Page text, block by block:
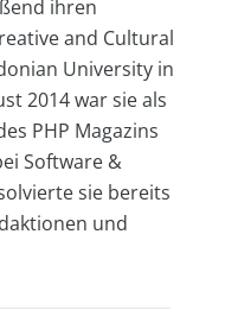
ihren
and Cultural
University in
2014 war sie als
PHP Magazins
Software &
sie bereits
und